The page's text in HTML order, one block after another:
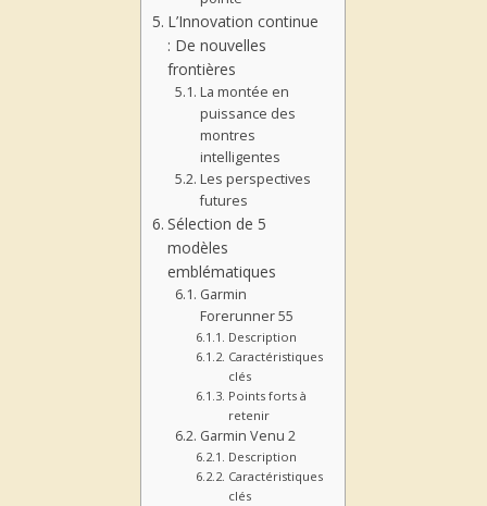
L’Innovation continue
: De nouvelles
frontières
La montée en
puissance des
montres
intelligentes
Les perspectives
futures
Sélection de 5
modèles
emblématiques
Garmin
Forerunner 55
Description
Caractéristiques
clés
Points forts à
retenir
Garmin Venu 2
Description
Caractéristiques
clés